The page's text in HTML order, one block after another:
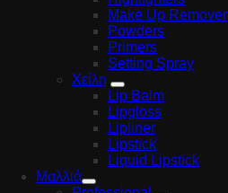
Make Up Remover
Powders
Primers
Setting Spray
Χείλη
Lip Balm
Lipgloss
Lipliner
Lipstick
Liquid Lipstick
Μαλλιά